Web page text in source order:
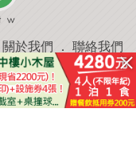
關於我們 ． 聯絡我們
推薦景點． APP下載
策